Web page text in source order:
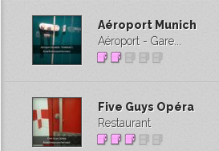
Aéroport Munich
Aéroport - Gare...
Five Guys Opéra
Restaurant